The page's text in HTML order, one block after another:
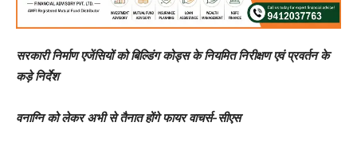
सरकारी निर्माण एजेंसियों को बिल्डिंग कोड्स के नियमित निरीक्षण एवं प्रवर्तन के
कड़े निर्देश
वनाग्नि को लेकर अभी से तैनात होंगे फायर वाचर्स-सीएस